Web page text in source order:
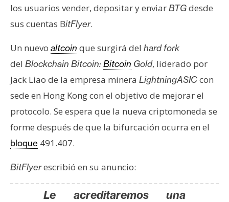
A
á
l
s
i
s
N
t
a
los usuarios vender, depositar y enviarBTGdesde
sus cuentas BitFlyer.
Un nuevo altcoin que surgirá del hard fork
del Blockchain Bitcoin:Bitcoin Gold, liderado por
Jack Liao de la empresa minera LightningASICcon
sede en Hong Kong con el objetivo de mejorar el
protocolo. Se espera que la nueva criptomoneda se
forme después de que la bifurcación ocurra en el
bloque 491.407.
BitFlyerescribió en su anuncio:
Le acreditaremos una